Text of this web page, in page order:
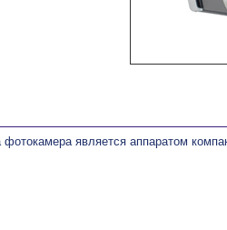
является аппаратом